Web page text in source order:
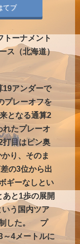
てブ
ーナメント
ス（北海道）
19アンダーで
プレーオフを
となる通算2
れたプレーオ
打目はピン奥
り、そのま
の3位から出
ギーなしとい
と1歩の展開
う国内ツア
制した。 プ
～4メートルに